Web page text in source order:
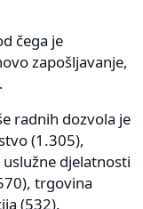
čega je
zapošljavanje,
radnih dozvola je
(1.305),
djelatnosti
trgovina
(532).